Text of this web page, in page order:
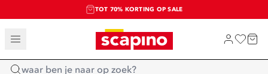
TOT 70% KORTING OP SALE
SALE: LAATSTE KANS!
SHOP NIEUW
Home